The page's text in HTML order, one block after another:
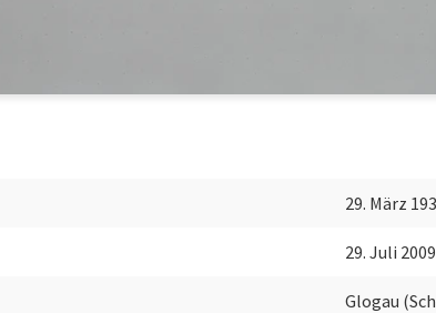
29. März
29. Juli 2009
Glogau